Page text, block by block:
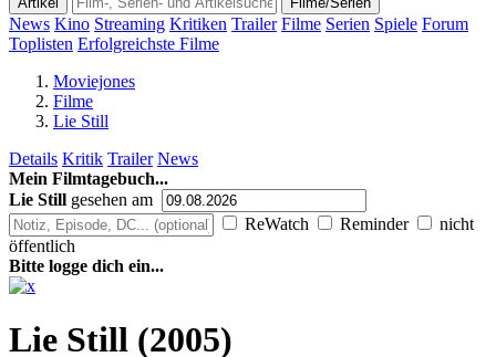
News Kino Streaming Kritiken Trailer Filme Serien Spiele Forum
Toplisten Erfolgreichste Filme
Moviejones
Filme
Lie Still
Details Kritik Trailer News
Mein Filmtagebuch...
Lie Still gesehen am
ReWatch
Reminder
nicht
öffentlich
Bitte logge dich ein...
Lie Still (2005)